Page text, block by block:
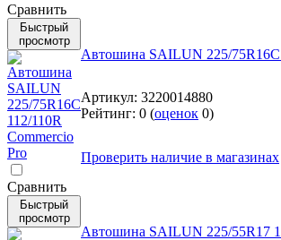
Cравнить
Быстрый
просмотр
Cравнить
Автошина SAILUN 225/75R16C
Артикул: 3220014880
Рейтинг: 0 (оценок 0)
Проверить наличие в магазинах
Быстрый
просмотр
Автошина SAILUN 225/55R17